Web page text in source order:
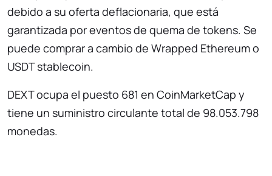
debido a su oferta deflacionaria, que está
garantizada por eventos de quema de tokens. Se
puede comprar a cambio de Wrapped Ethereum o
USDT stablecoin.
DEXT ocupa el puesto 681 en CoinMarketCap y
tiene un suministro circulante total de 98.053.798
monedas.